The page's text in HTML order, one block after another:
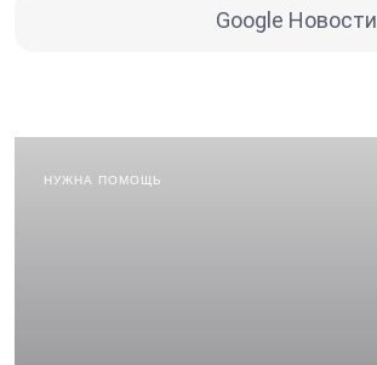
Google Новости
НУЖНА ПОМОЩЬ